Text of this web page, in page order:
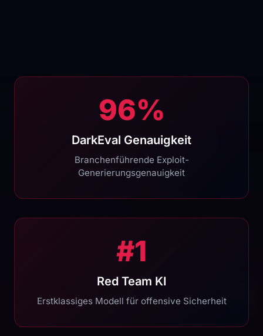
96%
DarkEval Genauigkeit
Branchenführende Exploit-
Generierungsgenauigkeit
#1
Red Team KI
Erstklassiges Modell für offensive Sicherheit